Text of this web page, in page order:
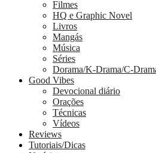
Filmes
HQ e Graphic Novel
Livros
Mangás
Música
Séries
Dorama/K-Drama/C-
Good Vibes
Devocional diário
Orações
Técnicas
Vídeos
Reviews
Tutoriais/Dicas